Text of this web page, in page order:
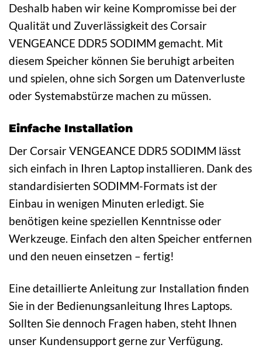
Deshalb haben wir keine Kompromisse bei der
Qualität und Zuverlässigkeit des Corsair
VENGEANCE DDR5 SODIMM gemacht. Mit
diesem Speicher können Sie beruhigt arbeiten
und spielen, ohne sich Sorgen um Datenverluste
oder Systemabstürze machen zu müssen.
Einfache Installation
Der Corsair VENGEANCE DDR5 SODIMM lässt
sich einfach in Ihren Laptop installieren. Dank des
standardisierten SODIMM-Formats ist der
Einbau in wenigen Minuten erledigt. Sie
benötigen keine speziellen Kenntnisse oder
Werkzeuge. Einfach den alten Speicher entfernen
und den neuen einsetzen – fertig!
Eine detaillierte Anleitung zur Installation finden
Sie in der Bedienungsanleitung Ihres Laptops.
Sollten Sie dennoch Fragen haben, steht Ihnen
unser Kundensupport gerne zur Verfügung.